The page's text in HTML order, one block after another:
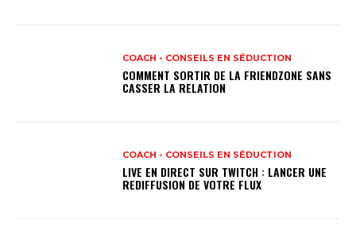
COACH - CONSEILS EN SÉDUCTION
COMMENT SORTIR DE LA FRIENDZONE SANS
CASSER LA RELATION
COACH - CONSEILS EN SÉDUCTION
LIVE EN DIRECT SUR TWITCH : LANCER UNE
REDIFFUSION DE VOTRE FLUX